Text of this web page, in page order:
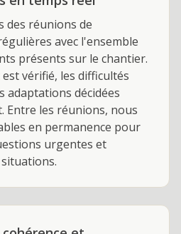
des réunions de
avec l'ensemble
présents sur le chantier.
vérifié, les difficultés
adaptations décidées
Entre les réunions, nous
en permanence pour
urgentes et